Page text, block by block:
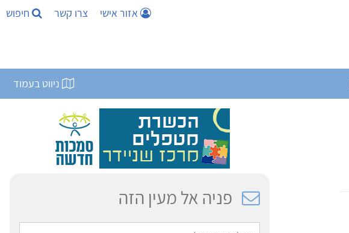
אזור אישי צרו קשר חיפוש
ניווט בעמוד
פניה אל מעין הזה